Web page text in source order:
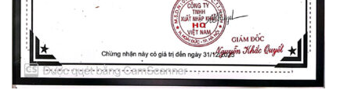
Orient Nam RA-
Casio Nam MTS-